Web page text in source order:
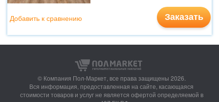
Заказать
Добавить к сравнению
© Компания Пол-Маркет, все права защищены 2026.
Вся информация, предоставленная на сайте, касающаяся
стоимости товаров и услуг не является офертой определяемой в